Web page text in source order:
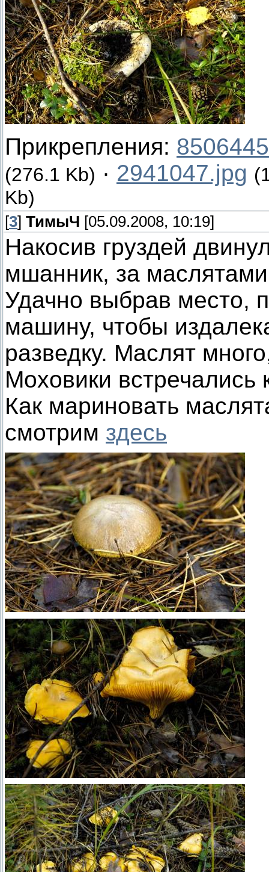
Прикрепления:
(276.1 Kb) · 2941047.jpg
Kb)
[3] ТимыЧ [05.09.2008, 10:19]
Накосив груздей
мшанник, за
Удачно выбрав место,
машину, чтобы
разведку. Маслят
Моховики встречались
Как мариновать
смотрим здесь